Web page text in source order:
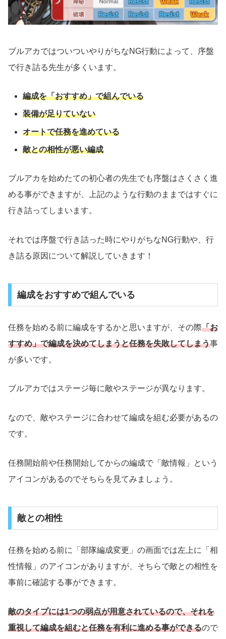
ブルアカではついついやりがちなNG行動によって、序盤
で行き詰る先生が多くいます。
編成を「おすすめ」で組んでいる
装備が足りていない
オートで任務を進めている
敵との相性が悪い編成
ブルアカを始めたての初心者の先生でも序盤はさくさく進
める事ができますが、上記のような行動のままではすぐに
行き詰ってしまいます。
それでは序盤で行き詰った時にやりがちなNG行動や、行
き詰る原因について解説していきます！
編成をおすすめで組んでいる
任務を始める前に編成をするかと思いますが、その際「お
すすめ」で編成を決めてしまうと任務を失敗してしまう事
が多いです。
ブルアカではステージ毎に敵やステージが異なります。
なので、敵やステージに合わせて編成を組む必要があるの
です。
任務開始前や任務開始してからの編成で「敵情報」という
アイコンがあるのでそちらを見てみましょう。
敵との相性
任務を始める前に「部隊編成変更」の画面では左上に「相
性情報」のアイコンがありますが、そちらで敵との相性を
事前に確認する事ができます。
敵のタイプには1つの弱点が用意されているので、それを
重視して編成を組むと任務を有利に進める事ができるので